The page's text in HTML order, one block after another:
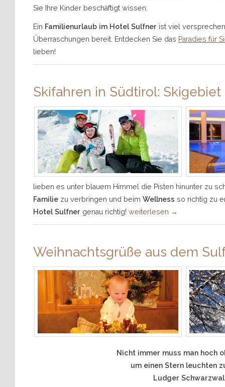
Sie Ihre Kinder beschäftigt wissen.
Ein Familienurlaub im Hotel Sulfner ist viel
Überraschungen bereit. Entdecken Sie das Paradies für
lieben!
Skifahren in Südtirol: Skigebiet
lieben es unter blauem Himmel die Pisten hinunter zu
Familie zu verbringen und beim Wellness so richtig zu
Hotel Sulfner genau richtig! weiterlesen →
Weihnachtsgrüße aus dem
Nicht immer muss man hoch
um einen Stern leuchten
Ludger